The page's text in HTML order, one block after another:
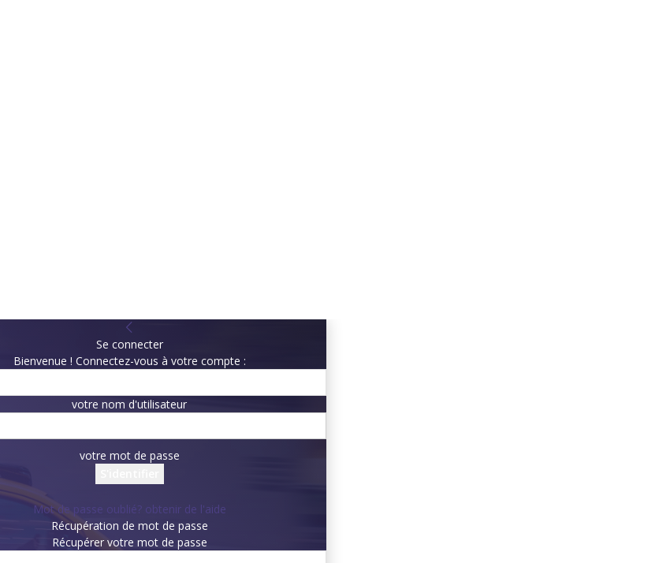
Se connecter
Bienvenue ! Connectez-vous à votre compte :
votre nom d'utilisateur
votre mot de passe
Mot de passe oublié? obtenir de l'aide
Récupération de mot de passe
Récupérer votre mot de passe